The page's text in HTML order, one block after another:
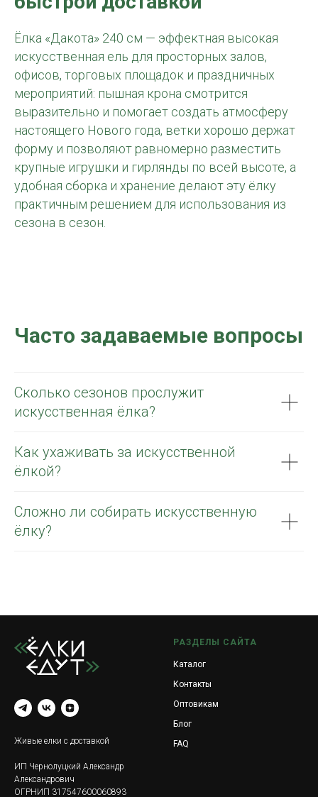
Ёлка «Дакота» 240 см — эффектная высокая
искусственная ель для просторных залов,
офисов, торговых площадок и праздничных
мероприятий: пышная крона смотрится
выразительно и помогает создать атмосферу
настоящего Нового года, ветки хорошо держат
форму и позволяют равномерно разместить
крупные игрушки и гирлянды по всей высоте, а
удобная сборка и хранение делают эту ёлку
практичным решением для использования из
сезона в сезон.
Часто задаваемые вопросы
Сколько сезонов прослужит
искусственная ёлка?
Как ухаживать за искусственной
ёлкой?
Сложно ли собирать искусственную
ёлку?
Живые елки с доставкой
ИП Чернолуцкий Александр
Александрович
ОГРНИП 317547600060893
РАЗДЕЛЫ САЙТА
Каталог
Контакты
Оптовикам
Блог
FAQ